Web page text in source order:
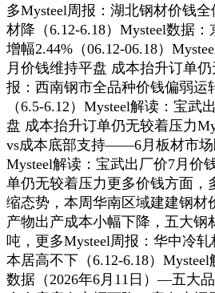
多Mysteel周报：湖北钢材价钱
材降（6.12-6.18）Mysteel数据
增幅2.44%（06.12-06.18）
月价钱维持平盘 成本抬升订单
报：西南钢市全品种价钱偏弱运
（6.5-6.12）Mysteel解读：宝武
盘 成本抬升订单仍无较着压力
vs成本底部支持——6月板材市场
Mysteel解读：宝武出厂价7月价
单仍无较着压力更多价钱方面，
缩态势，本周华南区域建建钢材
产物出产成本小幅下降，五大钢
吨，更多Mysteel周报：华中冷
本居高不下（6.12-6.18）
数据（2026年6月11日）—五大